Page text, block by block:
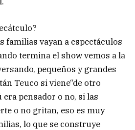
familias vayan a espectáculos
termina el show vemos a la
pequeños y grandes
Teuco si viene“de otro
pensador o no, si las
o no gritan, eso es muy
lo que se construye